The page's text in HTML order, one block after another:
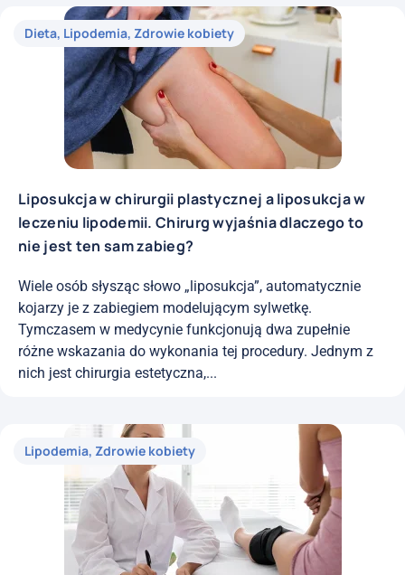
Dieta, Lipodemia, Zdrowie kobiety
Liposukcja w chirurgii plastycznej a liposukcja w
leczeniu lipodemii. Chirurg wyjaśnia dlaczego to
nie jest ten sam zabieg?
Wiele osób słysząc słowo „liposukcja”, automatycznie
kojarzy je z zabiegiem modelującym sylwetkę.
Tymczasem w medycynie funkcjonują dwa zupełnie
różne wskazania do wykonania tej procedury. Jednym z
nich jest chirurgia estetyczna,...
Lipodemia, Zdrowie kobiety